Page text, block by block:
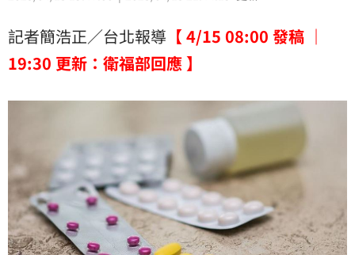
記者簡浩正／台北報導 【 4/15 08:00 發稿 ｜
19:30 更新：衛福部回應 】